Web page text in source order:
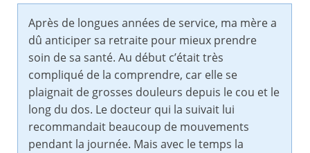
Après de longues années de service, ma mère a
dû anticiper sa retraite pour mieux prendre
soin de sa santé. Au début c’était très
compliqué de la comprendre, car elle se
plaignait de grosses douleurs depuis le cou et le
long du dos. Le docteur qui la suivait lui
recommandait beaucoup de mouvements
pendant la journée. Mais avec le temps la